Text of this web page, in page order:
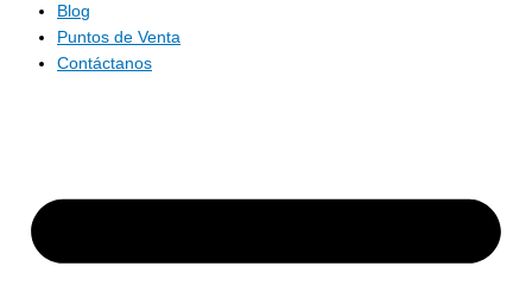
Blog
Puntos de Venta
Contáctanos